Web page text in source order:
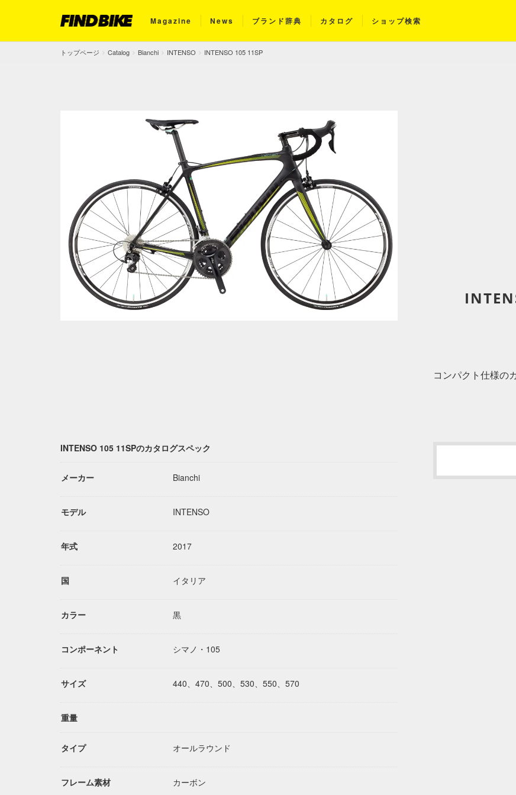
Magazine News ブランド辞典 カタログ ショップ検索
トップページ Catalog Bianchi INTENSO INTENSO 105 11SP
コンパクト仕様の
INTENSO 105 11SPのカタログスペック
メーカー Bianchi
モデル INTENSO
年式 2017
国 イタリア
カラー 黒
コンポーネント シマノ・105
サイズ 440、470、500、530、550、570
重量
タイプ オールラウンド
フレーム素材 カーボン